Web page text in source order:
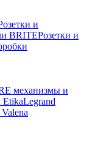
и
BRITEРозетки и
механизмы и
EtikaLegrand